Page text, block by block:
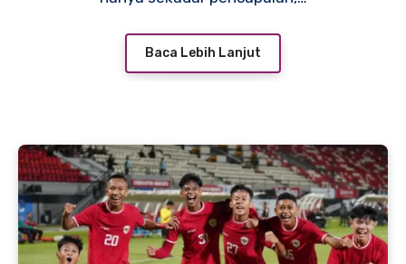
Baca Lebih Lanjut